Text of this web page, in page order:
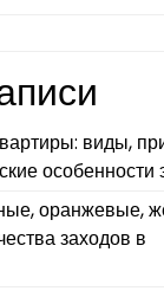
виды,
особенности
оранжевые,
заходов в